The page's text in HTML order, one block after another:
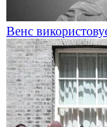
​Венс